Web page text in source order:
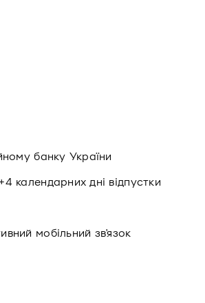
банку України
календарних дні відпустки
мобільний зв'язок